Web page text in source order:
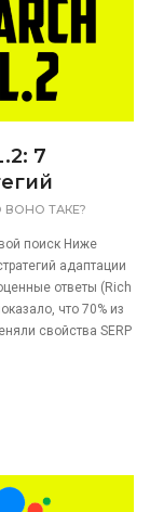
7
ТАКЕ?
поиск Ниже
адаптации
ответы (Rich
что 70% из
свойства SERP